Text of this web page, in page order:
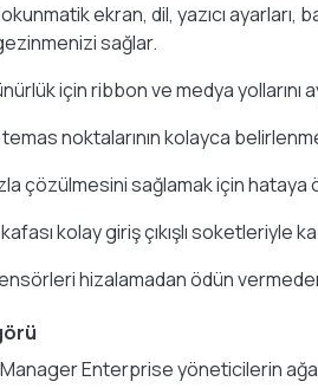
ekran, dil, yazıcı
sağlar.
için ribbon ve medya yollarını
noktalarının kolayca
çözülmesini sağlamak için hataya
kolay giriş çıkışlı
hizalamadan ödün
Enterprise yöneticilerin ağa